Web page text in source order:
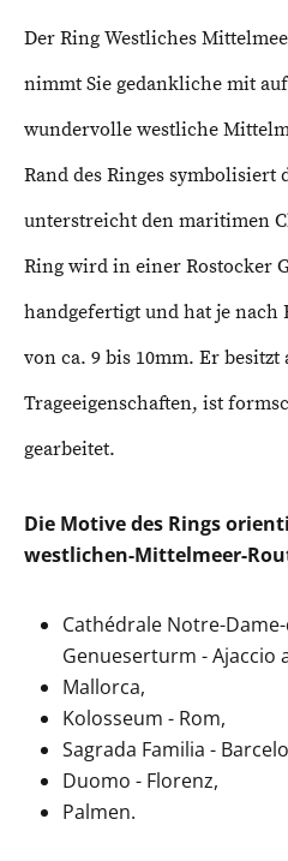
Der Ring Westliches
nimmt Sie gedankliche mit
wundervolle westliche
Rand des Ringes symbolisiert
unterstreicht den maritimen
Ring wird in einer Rostocker
handgefertigt und hat je nach
von ca. 9 bis 10mm. Er besitzt
Trageeigenschaften, ist
gearbeitet.
Die Motive des Rings
westlichen-Mittelmeer-
Cathédrale Notre-
Genueserturm - Ajaccio
Mallorca,
Kolosseum - Rom,
Sagrada Familia -
Duomo - Florenz,
Palmen.